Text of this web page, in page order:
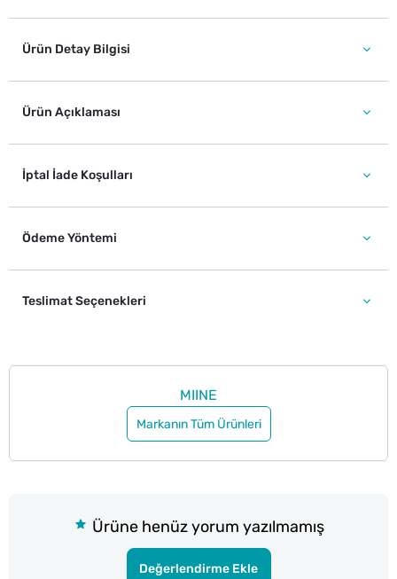
Ürün Detay Bilgisi
Ürün Açıklaması
İptal İade Koşulları
Ödeme Yöntemi
Teslimat Seçenekleri
MIINE
Markanın Tüm Ürünleri
Ürüne henüz yorum yazılmamış
Değerlendirme Ekle